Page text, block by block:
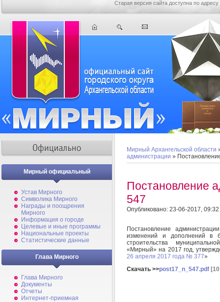
Старая версия сайта доступна по адресу
Мирный официальный
Устав Мирного
Символика Мирного
Награды и поощрения
Мирного
Информация о городе
Целевые и иные программы
Национальные проекты
Статистические данные
Глава Мирного
Глава Мирного
Документы
Отчеты
Интернет-приемная
Мирный Архангельской области
администрации »
Постановление
547
Опубликовано: 23-06-2017, 09:32
Постановление
изменений и дополнений в
строительства
«Мирный» на 2017 год,
26 апреля 2017 года № 377»
Скачать >>post17_n_547.pdf